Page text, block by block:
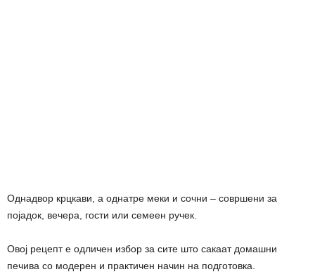
Однадвор крцкави, а однатре меки и сочни – совршени за
појадок, вечера, гости или семеен ручек.
Овој рецепт е одличен избор за сите што сакаат домашни
печива со модерен и практичен начин на подготовка.